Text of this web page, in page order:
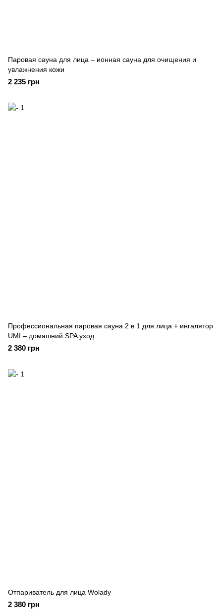
Паровая сауна для лица – ионная сауна для очищения и
увлажнения кожи
2 235 грн
Профессиональная паровая сауна 2 в 1 для лица + ингалятор
UMI – домашний SPA уход
2 380 грн
Отпариватель для лица Wolady
2 380 грн